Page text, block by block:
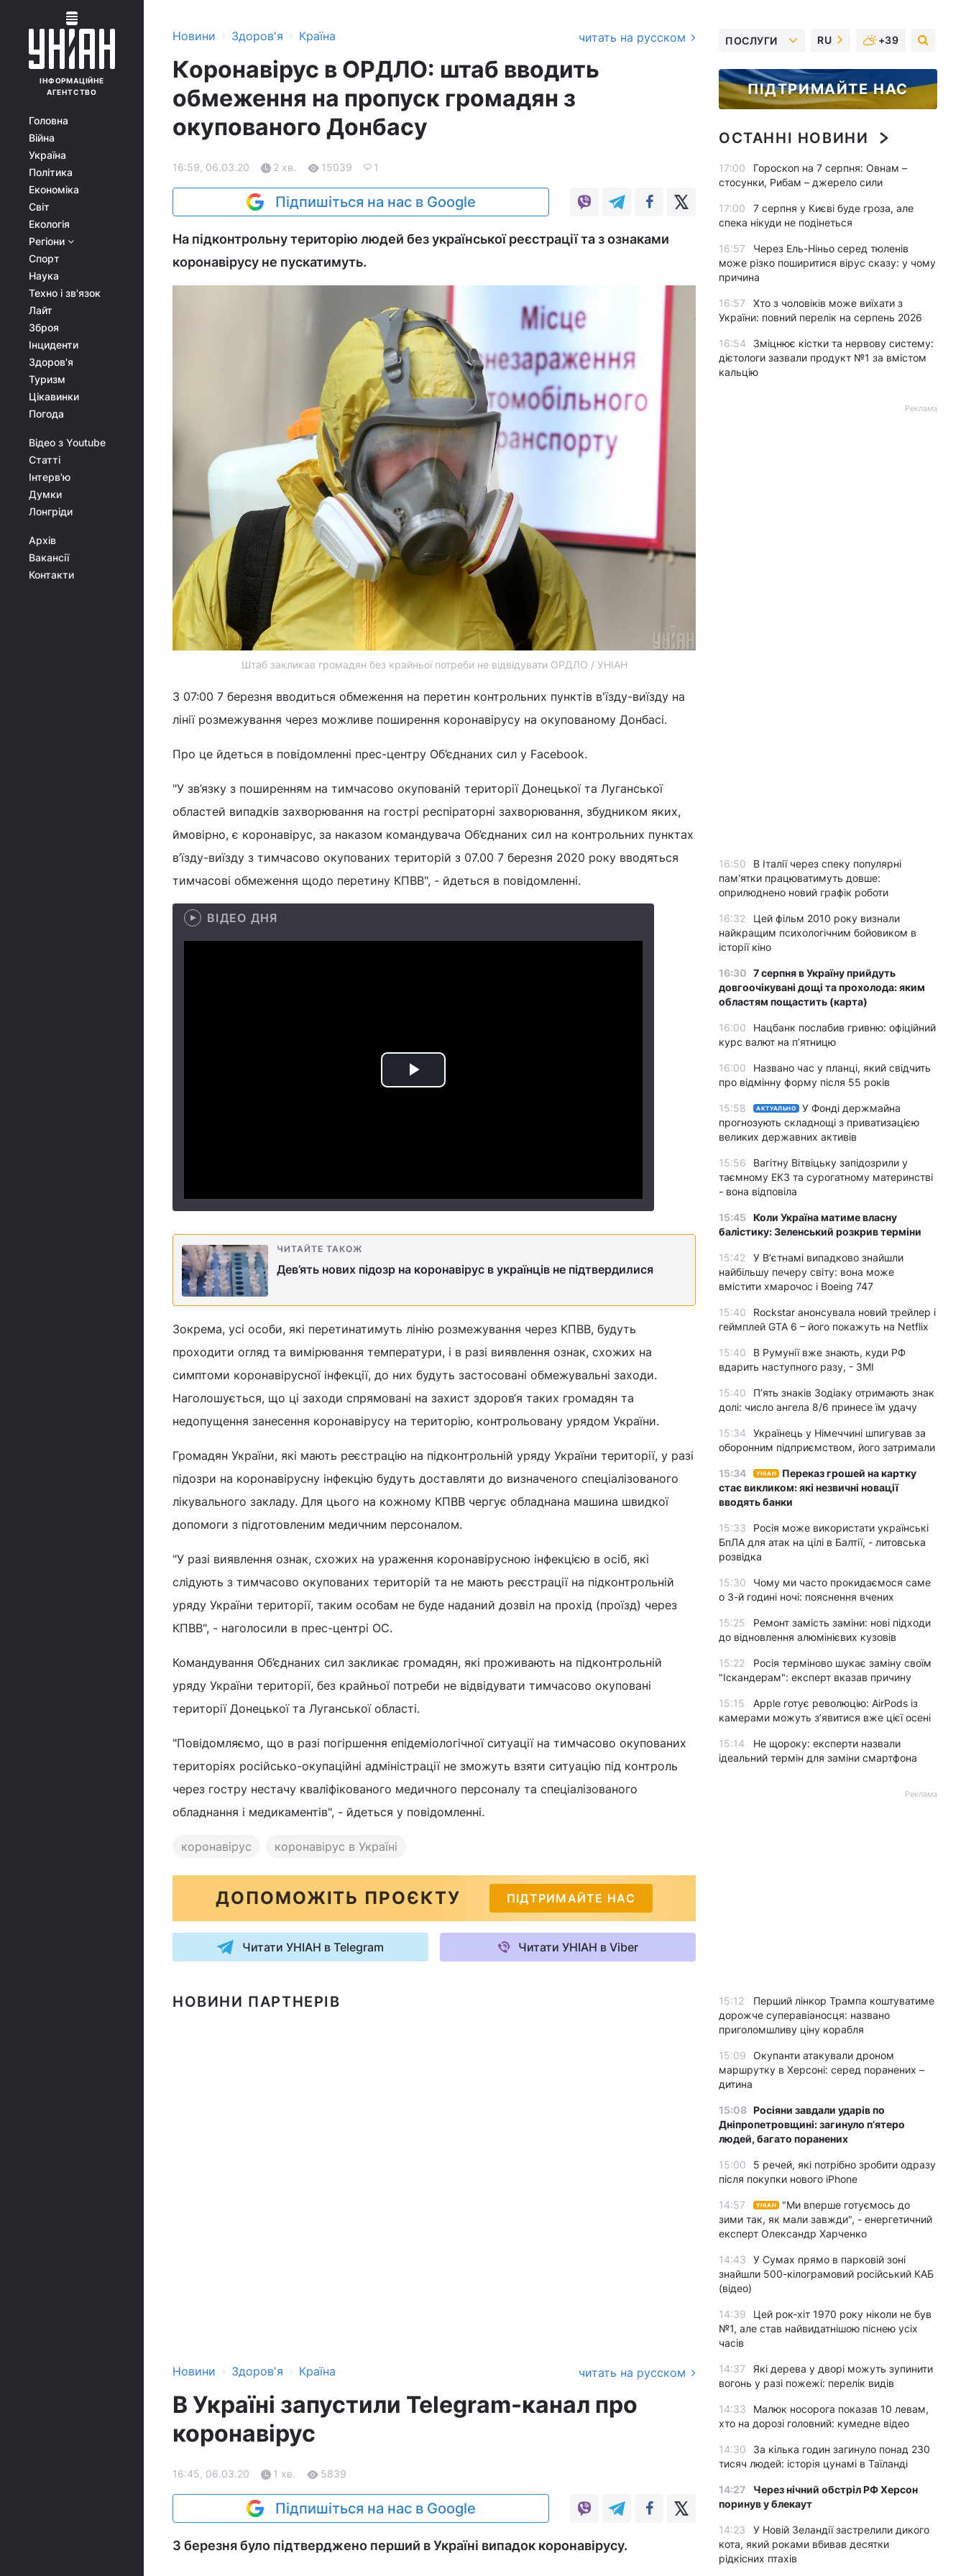
ІНФОРМАЦІЙНЕ
АГЕНТСТВО
Головна
Війна
Україна
Політика
Економіка
Світ
Екологія
Регіони
Спорт
Наука
Техно і зв'язок
Лайт
Зброя
Інциденти
Здоров'я
Туризм
Цікавинки
Погода
Відео з Youtube
Статті
Інтерв'ю
Думки
Лонгріди
Архів
Вакансії
Контакти
Новини › Здоров'я › Країна читать на русском
Коронавірус в ОРДЛО: штаб вводить
обмеження на пропуск громадян з
окупованого Донбасу
16:59, 06.03.20 2 хв. 15039 1
Підпишіться на нас в Google
На підконтрольну територію людей без української реєстрації та з ознаками
коронавірусу не пускатимуть.
Штаб закликав громадян без крайньої потреби не відвідувати ОРДЛО / УНІАН
З 07:00 7 березня вводиться обмеження на перетин контрольних пунктів в'їзду-виїзду на
лінії розмежування через можливе поширення коронавірусу на окупованому Донбасі.
Про це йдеться в повідомленні прес-центру Об’єднаних сил у Facebook.
"У зв’язку з поширенням на тимчасово окупованій території Донецької та Луганської
областей випадків захворювання на гострі респіраторні захворювання, збудником яких,
ймовірно, є коронавірус, за наказом командувача Об’єднаних сил на контрольних пунктах
в’їзду-виїзду з тимчасово окупованих територій з 07.00 7 березня 2020 року вводяться
тимчасові обмеження щодо перетину КПВВ", - йдеться в повідомленні.
ВІДЕО ДНЯ
Play
ЧИТАЙТЕ ТАКОЖ
Дев’ять нових підозр на коронавірус в українців не підтвердилися
Зокрема, усі особи, які перетинатимуть лінію розмежування через КПВВ, будуть
проходити огляд та вимірювання температури, і в разі виявлення ознак, схожих на
симптоми коронавірусної інфекції, до них будуть застосовані обмежувальні заходи.
Наголошується, що ці заходи спрямовані на захист здоров‘я таких громадян та
недопущення занесення коронавірусу на територію, контрольовану урядом України.
Громадян України, які мають реєстрацію на підконтрольній уряду України території, у разі
підозри на коронавірусну інфекцію будуть доставляти до визначеного спеціалізованого
лікувального закладу. Для цього на кожному КПВВ чергує обладнана машина швидкої
допомоги з підготовленим медичним персоналом.
"У разі виявлення ознак, схожих на ураження коронавірусною інфекцією в осіб, які
слідують з тимчасово окупованих територій та не мають реєстрації на підконтрольній
уряду України території, таким особам не буде наданий дозвіл на прохід (проїзд) через
КПВВ", - наголосили в прес-центрі ОС.
Командування Об’єднаних сил закликає громадян, які проживають на підконтрольній
уряду України території, без крайньої потреби не відвідувати тимчасово окуповані
території Донецької та Луганської області.
"Повідомляємо, що в разі погіршення епідеміологічної ситуації на тимчасово окупованих
територіях російсько-окупаційні адміністрації не зможуть взяти ситуацію під контроль
через гостру нестачу кваліфікованого медичного персоналу та спеціалізованого
обладнання і медикаментів", - йдеться у повідомленні.
коронавірус коронавірус в Україні
ДОПОМОЖІТЬ ПРОЄКТУ ПІДТРИМАЙТЕ НАС
Читати УНІАН в Telegram Читати УНІАН в Viber
НОВИНИ ПАРТНЕРІВ
Новини › Здоров'я › Країна читать на русском
В Україні запустили Telegram-канал про
коронавірус
16:45, 06.03.20 1 хв. 5839
Підпишіться на нас в Google
3 березня було підтверджено перший в Україні випадок коронавірусу.
ПОСЛУГИ RU +39
ПІДТРИМАЙТЕ НАС
ОСТАННІ НОВИНИ
17:00
Гороскоп на 7 серпня: Овнам –
стосунки, Рибам – джерело сили
17:00
7 серпня у Києві буде гроза, але
спека нікуди не подінеться
16:57
Через Ель-Ніньо серед тюленів
може різко поширитися вірус сказу: у чому
причина
16:57
Хто з чоловіків може виїхати з
України: повний перелік на серпень 2026
16:54
Зміцнює кістки та нервову систему:
дієтологи зазвали продукт №1 за вмістом
кальцію
Реклама
16:50
В Італії через спеку популярні
пам'ятки працюватимуть довше:
оприлюднено новий графік роботи
16:32
Цей фільм 2010 року визнали
найкращим психологічним бойовиком в
історії кіно
16:30 7 серпня в Україну прийдуть
довгоочікувані дощі та прохолода: яким
областям пощастить (карта)
16:00
Нацбанк послабив гривню: офіційний
курс валют на п’ятницю
16:00
Названо час у планці, який свідчить
про відмінну форму після 55 років
15:58 АКТУАЛЬНО
У Фонді держмайна
прогнозують складнощі з приватизацією
великих державних активів
15:56
Вагітну Вітвіцьку запідозрили у
таємному ЕКЗ та сурогатному материнстві
- вона відповіла
15:45 Коли Україна матиме власну
балістику: Зеленський розкрив терміни
15:42
У Вʼєтнамі випадково знайшли
найбільшу печеру світу: вона може
вмістити хмарочос і Boeing 747
15:40
Rockstar анонсувала новий трейлер і
геймплей GTA 6 – його покажуть на Netflix
15:40
В Румунії вже знають, куди РФ
вдарить наступного разу, - ЗМІ
15:40
П’ять знаків Зодіаку отримають знак
долі: число ангела 8/6 принесе їм удачу
15:34
Українець у Німеччині шпигував за
оборонним підприємством, його затримали
15:34 УНІАН
Переказ грошей на картку
стає викликом: які незвичні новації
вводять банки
15:33
Росія може використати українські
БпЛА для атак на цілі в Балтії, - литовська
розвідка
15:30
Чому ми часто прокидаємося саме
о 3-й годині ночі: пояснення вчених
15:25
Ремонт замість заміни: нові підходи
до відновлення алюмінієвих кузовів
15:22
Росія терміново шукає заміну своїм
"Іскандерам": експерт вказав причину
15:15
Apple готує революцію: AirPods із
камерами можуть з’явитися вже цієї осені
15:14
Не щороку: експерти назвали
ідеальний термін для заміни смартфона
Реклама
15:12
Перший лінкор Трампа коштуватиме
дорожче суперавіаносця: названо
приголомшливу ціну корабля
15:09
Окупанти атакували дроном
маршрутку в Херсоні: серед поранених –
дитина
15:08 Росіяни завдали ударів по
Дніпропетровщині: загинуло пʼятеро
людей, багато поранених
15:00
5 речей, які потрібно зробити одразу
після покупки нового iPhone
14:57 УНІАН
"Ми вперше готуємось до
зими так, як мали завжди", - енергетичний
експерт Олександр Харченко
14:43
У Сумах прямо в парковій зоні
знайшли 500-кілограмовий російський КАБ
(відео)
14:39
Цей рок-хіт 1970 року ніколи не був
№1, але став найвидатнішою піснею усіх
часів
14:37
Які дерева у дворі можуть зупинити
вогонь у разі пожежі: перелік видів
14:33
Малюк носорога показав 10 левам,
хто на дорозі головний: кумедне відео
14:30
За кілька годин загинуло понад 230
тисяч людей: історія цунамі в Таїланді
14:27
Через нічний обстріл РФ Херсон
поринув у блекаут
14:23
У Новій Зеландії застрелили дикого
кота, який роками вбивав десятки
рідкісних птахів